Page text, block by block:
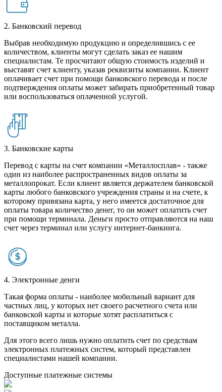
2. Банковский перевод
Выбрав необходимую продукцию и определившись с ее
количеством, клиенты могут сделать заказ ее нашим
специалистам. Те просчитают общую стоимость изделий и
выставят счет клиенту, указав реквизиты компании. Клиент
оплачивает счет при помощи банковского перевода и после
подтверждения оплаты может забирать приобретенный товар
или воспользоваться оплаченной услугой.
3. Банковские карты
Перевод с карты на счет компании «Металлосплав» - также
один из наиболее распространенных видов оплаты за
металлопрокат. Если клиент является держателем банковской
карты любого банковского учреждения страны и на счете, к
которому привязана карта, у него имеется достаточное для
оплаты товара количество денег, то он может оплатить счет
при помощи терминала. Деньги просто отправляются на наш
счет через терминал или услугу интернет-банкинга.
4. Электронные денги
Такая форма оплаты - наиболее мобильный вариант для
частных лиц, у которых нет своего расчетного счета или
банковской карты и которые хотят расплатиться с
поставщиком металла.
Для этого всего лишь нужно оплатить счет по средствам
электронных платежных систем, который представлен
специалистами нашей компании.
Доступные платежные системы